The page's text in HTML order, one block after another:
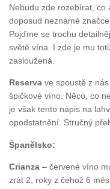
Nebudu zde rozebírat, co
doposud neznámé
Pojďme se trochu
světě vína. I zde je mu
zasloužená.
Reserva ve spoustě z
špičkové víno. Něco, co
je však tento nápis na
opodstatnění. Stručný
Španělsko:
Crianza – červené víno
zrát 2, roky z čehož 6